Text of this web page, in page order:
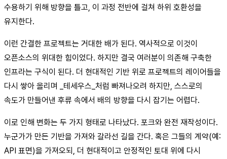
수용하기 위해 방향을 틀고, 이 과정 전반에 걸쳐 하위 호환성을
유지한다.
이런 간결한 프로젝트는 거대한 배가 된다. 역사적으로 이것이
오픈소스의 위대한 힘이었다. 하지만 결국 여러분이 의존해 구축한
인프라는 구식이 된다. 더 현대적인 기반 위로 프로젝트의 레이어들을
다시 쌓아 올리며 _테세우스_처럼 빠져나오려 하지만, 스스로의
속도가 만들어낸 후류 속에서 배의 방향을 다시 잡기는 어렵다.
이로 인해 변화는 두 가지 형태로 나타났다. 포크와 완전 재작성이다.
누군가가 만든 기반을 가져와 갈라선 길을 간다. 혹은 그들의 계약(예:
API 표면)을 가져오되, 더 현대적이고 안정적인 토대 위에 다시